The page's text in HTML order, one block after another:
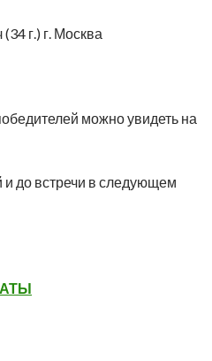
г.) г. Москва
можно увидеть на
до встречи в следующем